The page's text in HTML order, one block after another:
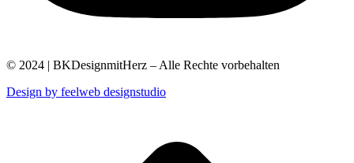
© 2024 | BKDesignmitHerz – Alle Rechte vorbehalten
Design by feelweb designstudio